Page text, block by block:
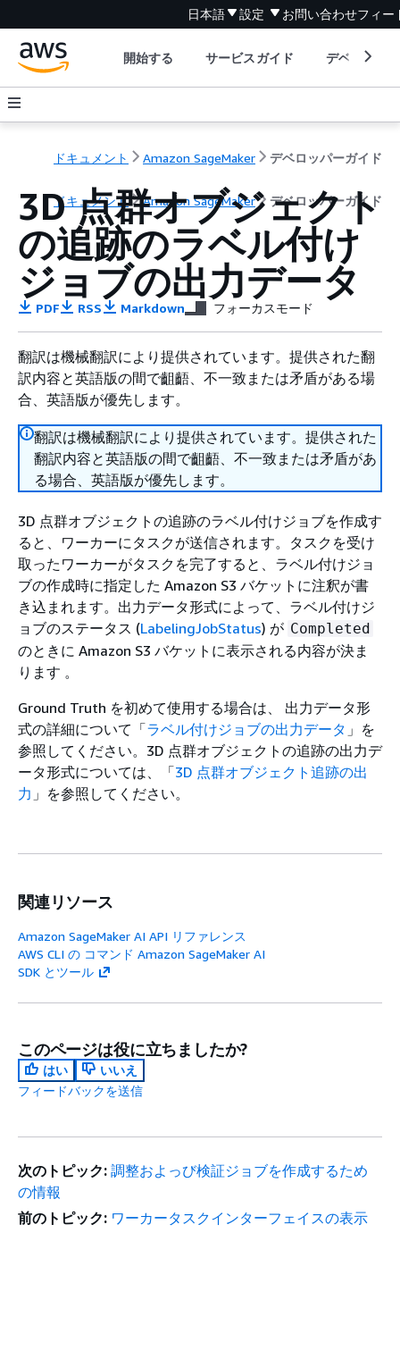
日本語 設定 お問い合わせフィー
開始する サービスガイド デベロッパ
ドキュメント Amazon SageMaker デベロッパーガイド
ドキュメント Amazon SageMaker デベロッパーガイド
3D 点群オブジェクト
の追跡のラベル付け
ジョブの出力データ
PDF RSS Markdown フォーカスモード
翻訳は機械翻訳により提供されています。提供された翻
訳内容と英語版の間で齟齬、不一致または矛盾がある場
合、英語版が優先します。
翻訳は機械翻訳により提供されています。提供された
翻訳内容と英語版の間で齟齬、不一致または矛盾があ
る場合、英語版が優先します。
3D 点群オブジェクトの追跡のラベル付けジョブを作成す
ると、ワーカーにタスクが送信されます。タスクを受け
取ったワーカーがタスクを完了すると、ラベル付けジョ
ブの作成時に指定した Amazon S3 バケットに注釈が書
き込まれます。出力データ形式によって、ラベル付けジ
ョブのステータス (LabelingJobStatus) が Completed
のときに Amazon S3 バケットに表示される内容が決ま
ります 。
Ground Truth を初めて使用する場合は、 出力データ形
式の詳細について「ラベル付けジョブの出力データ 」を
参照してください。3D 点群オブジェクトの追跡の出力デ
ータ形式については、「3D 点群オブジェクト追跡の出
力 」を参照してください。
関連リソース
Amazon SageMaker AI API リファレンス
AWS CLI の コマンド Amazon SageMaker AI
SDK とツール
このページは役に立ちましたか?
はい
いいえ
フィードバックを送信
次のトピック: 調整およっび検証ジョブを作成するため
の情報
前のトピック: ワーカータスクインターフェイスの表示